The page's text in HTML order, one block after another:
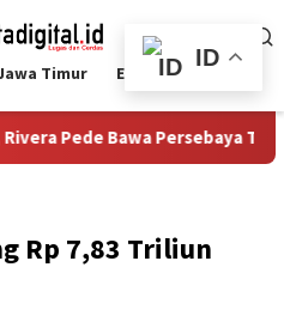
Timur Ekbis Nasional
Bawa Persebaya Tatap
Rp 7,83 Triliun
ID